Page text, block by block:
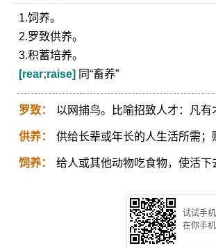
1.饲养。
2.罗致供养。
3.积蓄培养。
[rear;raise] 同“畜养”
罗致： 以网捕鸟。比喻招致人才：凡
供养： 供给长辈或年长的人生活所需
饲养： 给人或其他动物吃食物，使活下
试试手
在你手